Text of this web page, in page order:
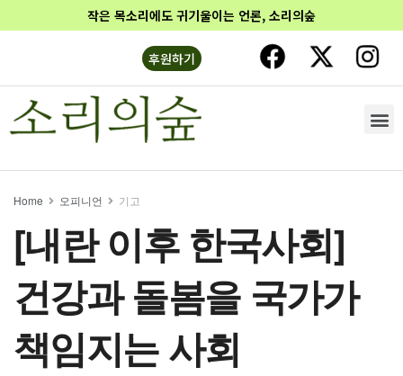
작은 목소리에도 귀기울이는 언론, 소리의숲
후원하기
Home 오피니언 기고
[내란 이후 한국사회]
건강과 돌봄을 국가가
책임지는 사회